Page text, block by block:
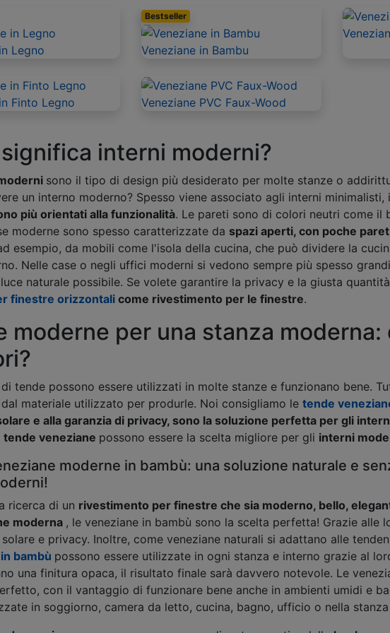
Legno
Bestseller
Veneziane in Bambu
Finto Legno Veneziane PVC Faux-Wood
interni moderni?
sono il tipo di design più desiderato per molte stanze o
un interno moderno? Spesso viene associato agli interni
più orientati alla funzionalità. Le pareti sono di colori neutri come il
moderne sono spesso caratterizzate da spazi aperti, con poche
esempio, da mobili come l'isola della cucina, che può dividere la
Nelle case o negli uffici moderni si vedono sempre più spesso
naturale possibile. Se volete garantire la privacy e la giusta
finestre orizzontalicome rivestimento per le finestre.
moderne per una stanza moderna:
tende possono essere utilizzati in molte stanze e funzionano bene.
materiale utilizzato per produrle. Noi consigliamo le tende
e alla garanzia di privacy, sono la soluzione perfetta per gli
tende veneziane possono essere la scelta migliore per gli interni
moderne in bambù: una soluzione naturale e
ricerca di un rivestimento per finestre che sia moderno, bello,
moderna , le veneziane in bambù sono la scelta perfetta! Grazie alle
e privacy. Inoltre, come veneziane naturali si adattano alle
bambù possono essere utilizzate in ogni stanza e interno grazie al
una finitura opaca, il risultato finale sarà davvero notevole. Le
con il vantaggio di funzionare bene anche in ambienti umidi e
in soggiorno, camera da letto, cucina, bagno, ufficio o nella